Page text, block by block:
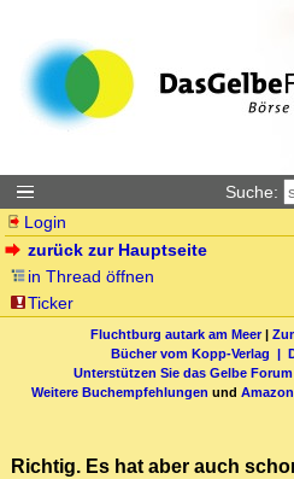
Suche:
Login
zurück zur Hauptseite
in Thread öffnen
Ticker
Fluchtburg autark am Meer|
Bücher vom Kopp-Verlag |
Unterstützen Sie das Gelbe Forum
Weitere Buchempfehlungen und
Richtig. Es hat aber auch